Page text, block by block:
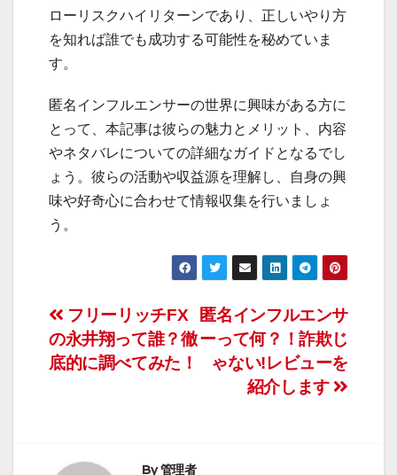
ローリスクハイリターンであり、正しいやり方
を知れば誰でも成功する可能性を秘めていま
す。
匿名インフルエンサーの世界に興味がある方に
とって、本記事は彼らの魅力とメリット、内容
やネタバレについての詳細なガイドとなるでし
ょう。彼らの活動や収益源を理解し、自身の興
味や好奇心に合わせて情報収集を行いましょ
う。
投
稿
ゲ
匿名インフルエンサ
ーって何？！詐欺じ
ゃない!レビューを
紹介します
フリーリッチFX
の永井翔って誰？徹
底的に調べてみた！
By管理者